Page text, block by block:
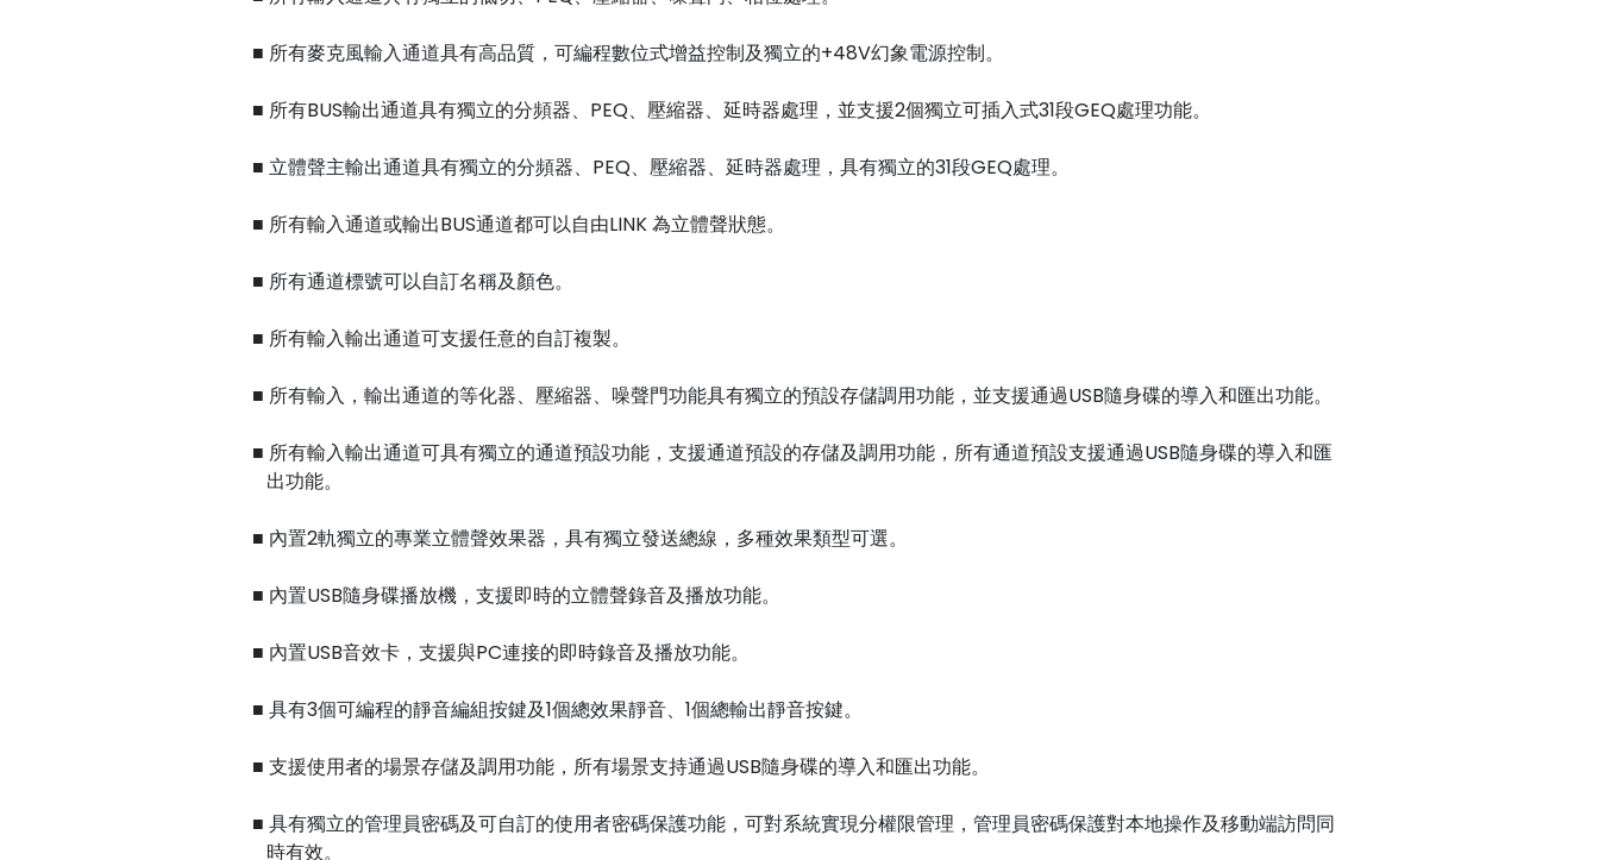
■ 所有麥克風輸入通道具有高品質，可編程數位式增益控制及獨立的+48V幻象電源控制。
■ 所有BUS輸出通道具有獨立的分頻器、PEQ、壓縮器、延時器處理，並支援2個獨立可插入式31段GEQ處理功能。
■ 立體聲主輸出通道具有獨立的分頻器、PEQ、壓縮器、延時器處理，具有獨立的31段GEQ處理。
■ 所有輸入通道或輸出BUS通道都可以自由LINK 為立體聲狀態。
■ 所有通道標號可以自訂名稱及顏色。
■ 所有輸入輸出通道可支援任意的自訂複製。
■ 所有輸入，輸出通道的等化器、壓縮器、噪聲門功能具有獨立的預設存儲調用功能，並支援通過USB隨身碟的導入和匯出功能。
■ 所有輸入輸出通道可具有獨立的通道預設功能，支援通道預設的存儲及調用功能，所有通道預設支援通過USB隨身碟的導入和匯
出功能。
■ 內置2軌獨立的專業立體聲效果器，具有獨立發送總線，多種效果類型可選。
■ 內置USB隨身碟播放機，支援即時的立體聲錄音及播放功能。
■ 內置USB音效卡，支援與PC連接的即時錄音及播放功能。
■ 具有3個可編程的靜音編組按鍵及1個總效果靜音、1個總輸出靜音按鍵。
■ 支援使用者的場景存儲及調用功能，所有場景支持通過USB隨身碟的導入和匯出功能。
■ 具有獨立的管理員密碼及可自訂的使用者密碼保護功能，可對系統實現分權限管理，管理員密碼保護對本地操作及移動端訪問同
時有效。